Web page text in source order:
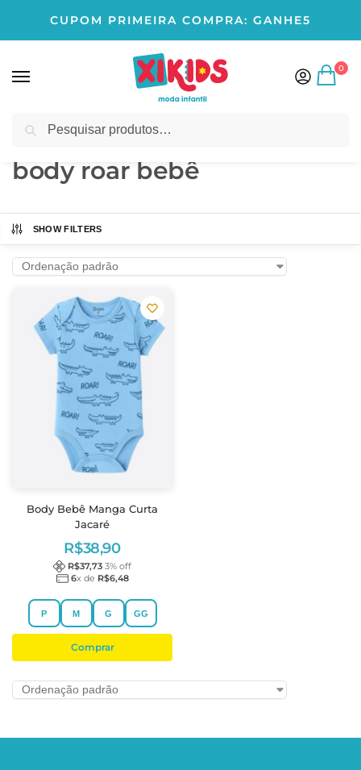
CUPOM PRIMEIRA COMPRA: GANHE5
0
Início Produtos marcados com a tag “body roar bebê”
body roar bebê
SHOW FILTERS
Body Bebê Manga Curta
Jacaré
R$38,90
R$37,73 3% off
6x de R$6,48
P M G GG
Comprar